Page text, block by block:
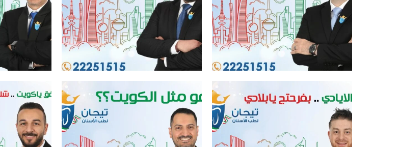
افضل افضل عيادة اسنان في الكويت افضل عيادة اسنان في الكويت